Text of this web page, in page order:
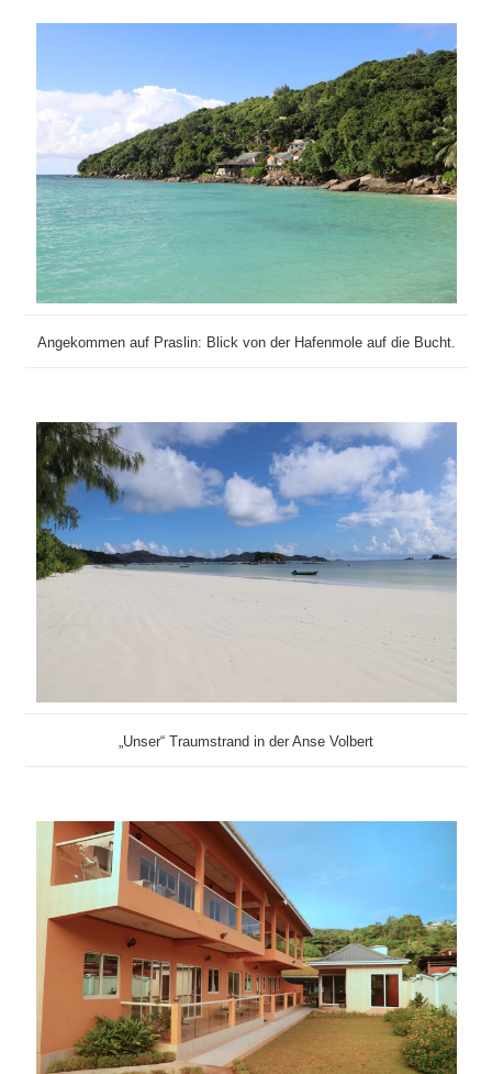
Angekommen auf Praslin: Blick von der Hafenmole auf die Bucht.
„Unser“ Traumstrand in der Anse Volbert